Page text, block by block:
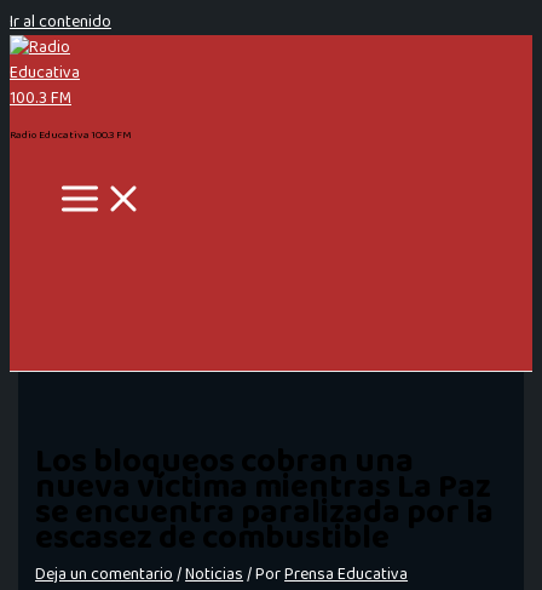
Ir al contenido
Radio Educativa 100.3 FM
Los bloqueos cobran una
nueva víctima mientras La Paz
se encuentra paralizada por la
escasez de combustible
Deja un comentario/Noticias/ PorPrensa Educativa